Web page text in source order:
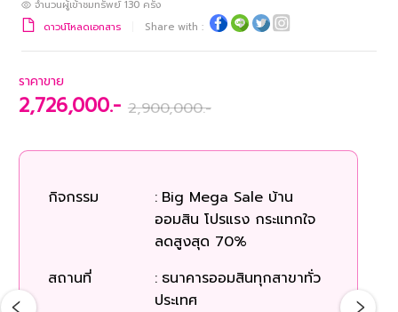
จำนวนผู้เข้าชมทรัพย์ 130 ครั้ง
ดาวน์โหลดเอกสาร
Share with :
ราคาขาย
2,726,000.- 2,900,000.-
กิจกรรม : Big Mega Sale บ้าน
ออมสิน โปรแรง กระแทกใจ
ลดสูงสุด 70%
สถานที่
: ธนาคารออมสินทุกสาขาทั่ว
ประเทศ